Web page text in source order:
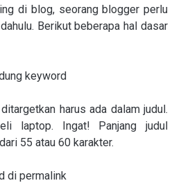
di blog, seorang blogger perlu
Berikut beberapa hal dasar
keyword
harus ada dalam judul.
laptop. Ingat! Panjang judul
55 atau 60 karakter.
di permalink